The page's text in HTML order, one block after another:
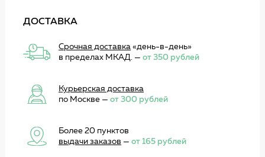
ДОСТАВКА
Срочная доставка«день-в-день»
в пределах МКАД. — от 350 рублей
Курьерская доставка
по Москве — от 300 рублей
Более 20 пунктов
выдачи заказов — от 165 рублей